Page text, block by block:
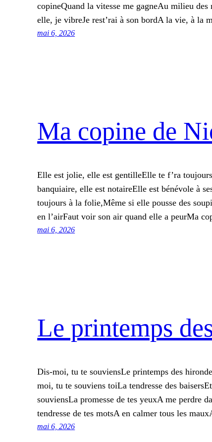
copineQuand la vitesse me gagneAu milieu
elle, je vibreJe rest’rai à son bordA la vie, à la
mai 6, 2026
Ma copine de
Elle est jolie, elle est gentilleElle te f’ra
banquiaire, elle est notaireElle est bénévole à
toujours à la folie,Même si elle pousse des
en l’airFaut voir son air quand elle a peurMa
mai 6, 2026
Le printemps
Dis-moi, tu te souviensLe printemps des
moi, tu te souviens toiLa tendresse des
souviensLa promesse de tes yeuxA me perdre
tendresse de tes motsA en calmer tous les
mai 6, 2026